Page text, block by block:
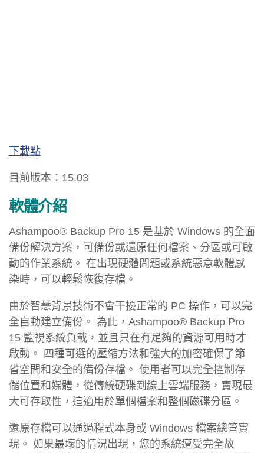
下載點
目前版本：15.03
軟體介紹
Ashampoo® Backup Pro 15 是基於 Windows 的全面
備份解決方案，可備份或還原任何檔案、分區或可啟
動的作業系統。 在出現硬體問題或系統惡意軟體感
染時，可以輕鬆恢復存檔。
由於智慧背景技術不會干擾正常的 PC 操作，可以完
全自動建立備份。 為此，Ashampoo® Backup Pro
15 監視系統負載，並且只在有足夠的資源可用時才
啟動。 四種可選的壓縮方法和強大的加密確保了節
省空間和安全的備份存檔。 使用者可以完全控制存
儲位置和媒體，從傳統硬碟到線上雲端服務，實現最
大可存取性，這適用於單個檔案和整個磁碟分區。
還原存檔可以通過程式本身或 Windows 檔案總管實
現。 如果最壞的情況出現，您的系統遭受完全故